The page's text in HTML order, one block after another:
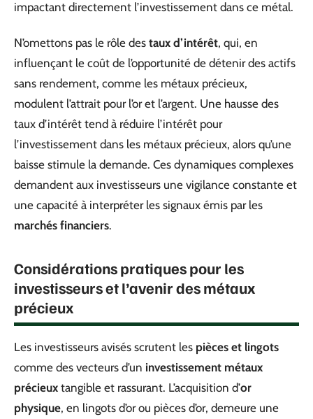
impactant directement l’investissement dans ce métal.
N’omettons pas le rôle des taux d’intérêt, qui, en
influençant le coût de l’opportunité de détenir des actifs
sans rendement, comme les métaux précieux,
modulent l’attrait pour l’or et l’argent. Une hausse des
taux d’intérêt tend à réduire l’intérêt pour
l’investissement dans les métaux précieux, alors qu’une
baisse stimule la demande. Ces dynamiques complexes
demandent aux investisseurs une vigilance constante et
une capacité à interpréter les signaux émis par les
marchés financiers.
Considérations pratiques pour les
investisseurs et l’avenir des métaux
précieux
Les investisseurs avisés scrutent les pièces et lingots
comme des vecteurs d’un investissement métaux
précieux tangible et rassurant. L’acquisition d’or
physique, en lingots d’or ou pièces d’or, demeure une